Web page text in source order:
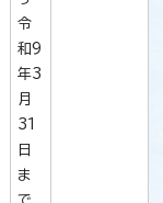
令
和9
年3
月
31
日
ま
で